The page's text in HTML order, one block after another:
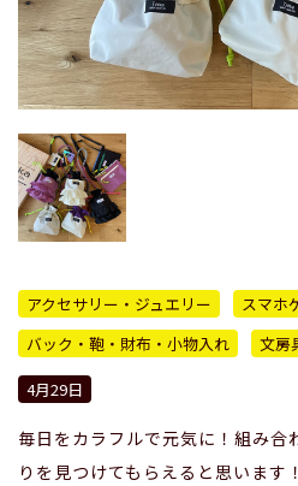
アクセサリー・ジュエリー
スマホ
バック・鞄・財布・小物入れ
文房
4月29日
毎日をカラフルで元気に！組み合
りを見つけてもらえると思います